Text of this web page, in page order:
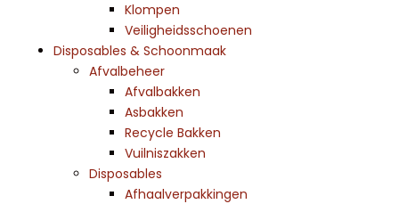
Klompen
Veiligheidsschoenen
Disposables & Schoonmaak
Afvalbeheer
Afvalbakken
Asbakken
Recycle Bakken
Vuilniszakken
Disposables
Afhaalverpakkingen